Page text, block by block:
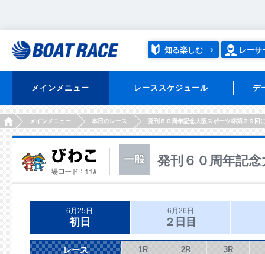
知る楽しむ レーサ
メインメニュー レーススケジュール デ
HOMEメインメニュー 本日のレース 発刊６０周年記念大阪スポーツ杯第２９回
発刊６０周年記
6月25日
初日
6月26日
２日目
レース 1R 2R 3R